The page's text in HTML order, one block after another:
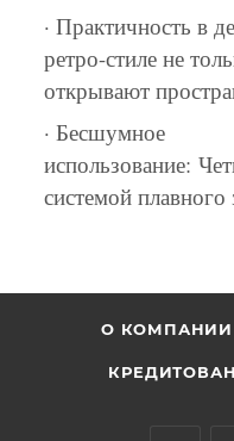
· Практичность в
ретро-стиле не
открывают
· Бесшумное
использование:
системой
О КОМПАНИИ